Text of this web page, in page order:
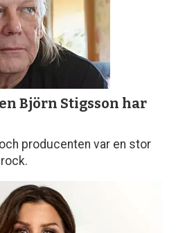
Björn Stigsson har
producenten var en stor